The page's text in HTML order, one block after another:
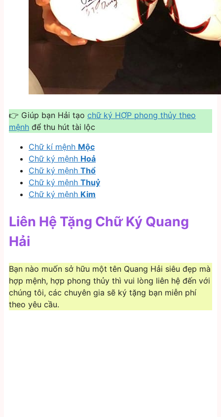
👉 Giúp bạn Hải tạo chữ ký HỢP phong thủy theo
mệnh để thu hút tài lộc
Chữ kí mệnh Mộc
Chữ ký mệnh Hoả
Chữ ký mệnh Thổ
Chữ ký mệnh Thuỷ
Chữ ký mệnh Kim
Liên Hệ Tặng Chữ Ký Quang
Hải
Bạn nào muốn sở hữu một tên Quang Hải siêu đẹp mà
hợp mệnh, hợp phong thủy thì vui lòng liên hệ đến với
chúng tôi, các chuyên gia sẽ ký tặng bạn miễn phí
theo yêu cầu.